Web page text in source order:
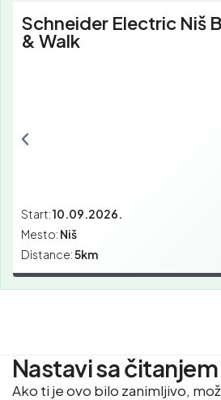
Schneider Electric Niš
& Walk
Start:10.09.2026.
Mesto: Niš
Distance:5km
Nastavi sa čitanjem
Ako ti je ovo bilo zanimljivo,